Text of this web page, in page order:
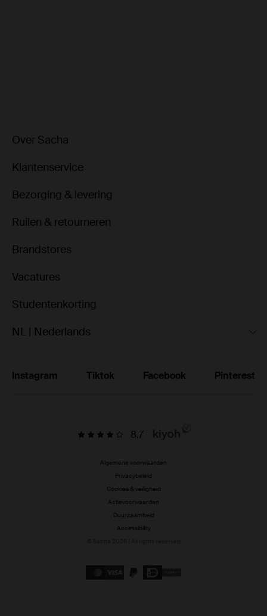
Over Sacha
Klantenservice
Bezorging & levering
Ruilen & retourneren
Brandstores
Vacatures
Studentenkorting
NL | Nederlands
Instagram Tiktok Facebook Pinterest
8.7
Algemene voorwaarden
Privacybeleid
Cookies & veiligheid
Actievoorwaarden
Duurzaamheid
Accessibility